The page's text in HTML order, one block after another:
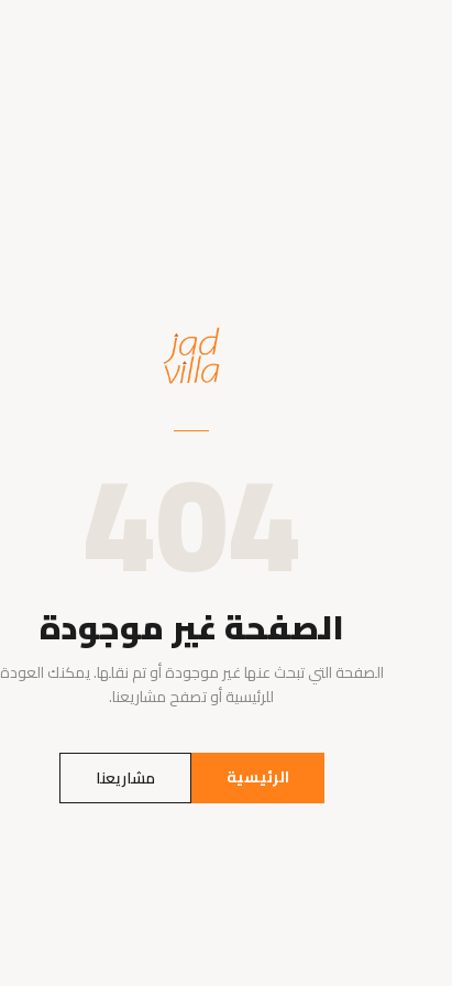
404
الصفحة غير موجودة
الصفحة التي تبحث عنها غير موجودة أو تم نقلها. يمكنك العودة
للرئيسية أو تصفح مشاريعنا.
الرئيسية مشاريعنا